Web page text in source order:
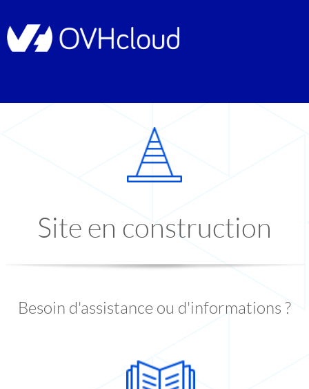
Site en construction
Besoin d'assistance ou d'informations ?